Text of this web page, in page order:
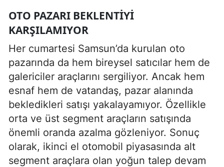
OTO PAZARI BEKLENTIYI
KARŞILAMIYOR
Her cumartesi Samsun’da kurulan oto
pazarında da hem bireysel satıcılar hem de
galericiler araçlarını sergiliyor. Ancak hem
esnaf hem de vatandaş, pazar alanında
bekledikleri satışı yakalayamıyor. Özellikle
orta ve üst segment araçların satışında
önemli oranda azalma gözleniyor. Sonuç
olarak, ikinci el otomobil piyasasında alt
segment araçlara olan yoğun talep devam